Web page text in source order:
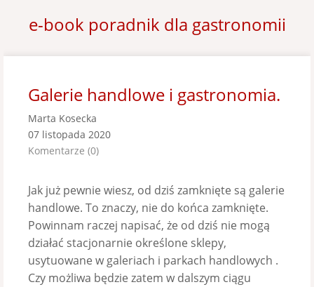
e-book poradnik dla gastronomii
Galerie handlowe i gastronomia.
Marta Kosecka
07 listopada 2020
Komentarze (0)
Jak już pewnie wiesz, od dziś zamknięte są galerie
handlowe. To znaczy, nie do końca zamknięte.
Powinnam raczej napisać, że od dziś nie mogą
działać stacjonarnie określone sklepy,
usytuowane w galeriach i parkach handlowych .
Czy możliwa będzie zatem w dalszym ciągu